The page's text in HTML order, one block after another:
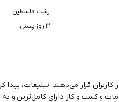
رشت، فلسطین
۳ روز پیش
کاربران قرار می‌دهند.
و کسب و کار دارای کامل‌ترین و به